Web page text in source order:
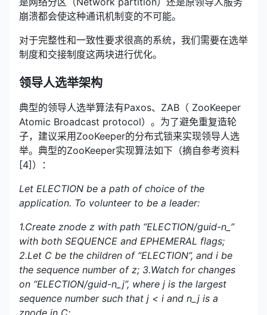
崩溃都会使这种通讯机制变的不可能。
对于完整性和一致性要求很高的系统，我们需要在选举
制度和交接制度这两块进行优化。
领导人选举架构
典型的领导人选举算法有Paxos、ZAB（ ZooKeeper
Atomic Broadcast protocol）。为了避免重复造轮
子，建议采用ZooKeeper的分布式锁来实现领导人选
举。典型的ZooKeeper实现算法如下（摘自参考资料
[4]）：
Let ELECTION be a path of choice of the
application. To volunteer to be a leader:
1.Create znode z with path “ELECTION/guid-n_”
with both SEQUENCE and EPHEMERAL flags;
2.Let C be the children of “ELECTION”, and i be
the sequence number of z; 3.Watch for changes
on “ELECTION/guid-n_j”, where j is the largest
sequence number such that j < i and n_j is a